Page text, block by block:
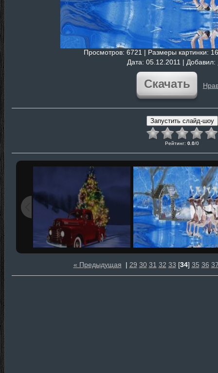
Просмотров: 6721 | Размеры картинки:
Дата: 05.12.2011 | Добавил:
Скачать
Рейтинг: 0.0/0
« Предыдущая | 29 30 31 32 33 [34] 35 36